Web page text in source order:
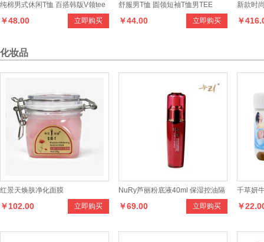
纯棉男式休闲T恤 百搭韩版V领tee
立即购买
￥48.00
舒服男T恤 圆领短袖T恤男TEE
立即购买
￥44.00
新款时
￥
化妆品
红景天焕肤净化面膜
立即购买
￥102.00
NuRy芦丽粉底液40ml 保湿控油隔
离美白遮瑕粉底膏 立即购买
￥69.00
千草妍
祛痘/鸡
￥